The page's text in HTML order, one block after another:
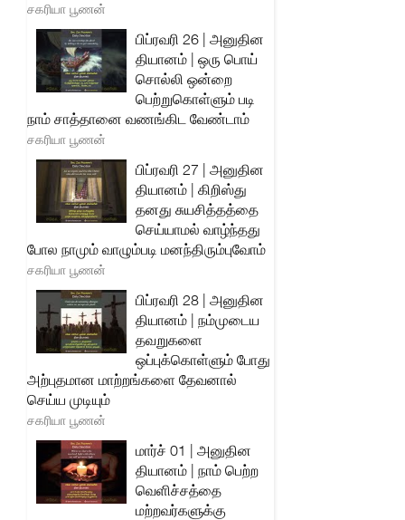
சகரியா பூணன்
பிப்ரவரி 26 | அனுதின
தியானம் | ஒரு பொய்
சொல்லி ஒன்றை
பெற்றுகொள்ளும் படி
நாம் சாத்தானை வணங்கிட வேண்டாம்
சகரியா பூணன்
பிப்ரவரி 27 | அனுதின
தியானம் | கிறிஸ்து
தனது சுயசித்தத்தை
செய்யாமல் வாழ்ந்தது
போல நாமும் வாழும்படி மனந்திரும்புவோம்
சகரியா பூணன்
பிப்ரவரி 28 | அனுதின
தியானம் | நம்முடைய
தவறுகளை
ஒப்புக்கொள்ளும் போது
அற்புதமான மாற்றங்களை தேவனால்
செய்ய முடியும்
சகரியா பூணன்
மார்ச் 01 | அனுதின
தியானம் | நாம் பெற்ற
வெளிச்சத்தை
மற்றவர்களுக்கு